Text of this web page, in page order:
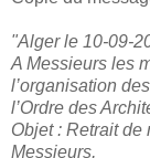
"Alger le 10-09-
A Messieurs les
l’organisation
l’Ordre des
Objet : Retrait de
Messieurs,